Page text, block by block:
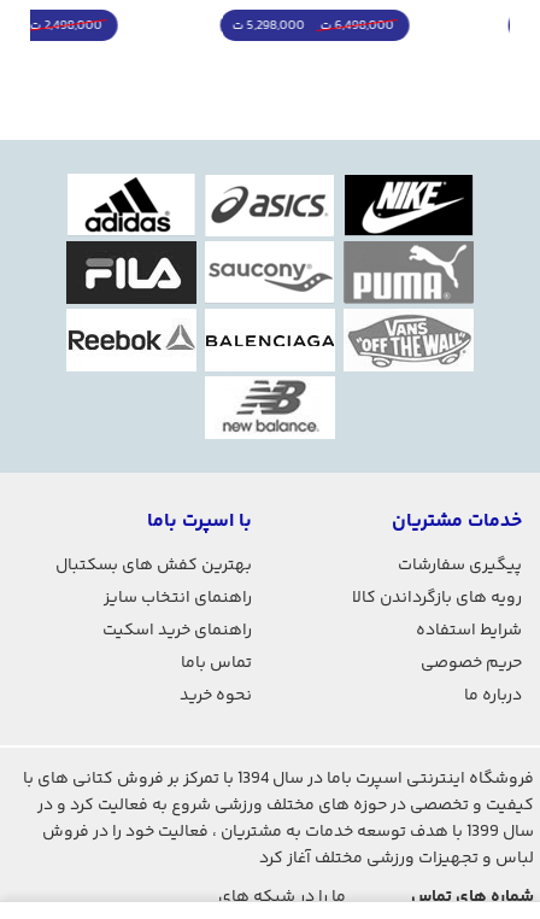
6,498,000 ت 5,298,000 ت 2,498,000 ت 1,798,000 ت
خدمات مشتریان
پیگیری سفارشات
رویه های بازگرداندن کالا
شرایط استفاده
حریم خصوصی
درباره ما
با اسپرت باما
بهترین کفش های بسکتبال
راهنمای انتخاب سایز
راهنمای خرید اسکیت
تماس باما
نحوه خرید
فروشگاه اینترنتی اسپرت باما در سال 1394 با تمرکز بر فروش کتانی های با
کیفیت و تخصصی در حوزه های مختلف ورزشی شروع به فعالیت کرد و در
سال 1399 با هدف توسعه خدمات به مشتریان ، فعالیت خود را در فروش
لباس و تجهیزات ورزشی مختلف آغاز کرد
شماره های تماس
ما را در شبکه های